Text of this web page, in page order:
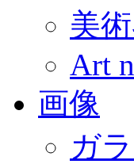
美
Art
画像
ガ